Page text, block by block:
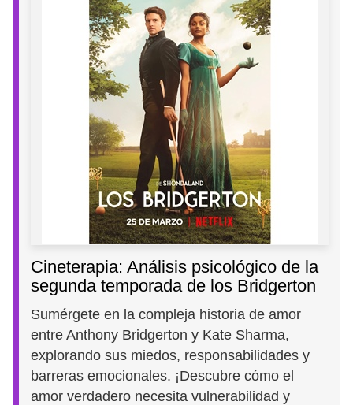
Cineterapia: Análisis psicológico de la
segunda temporada de los Bridgerton
Sumérgete en la compleja historia de amor
entre Anthony Bridgerton y Kate Sharma,
explorando sus miedos, responsabilidades y
barreras emocionales. ¡Descubre cómo el
amor verdadero necesita vulnerabilidad y